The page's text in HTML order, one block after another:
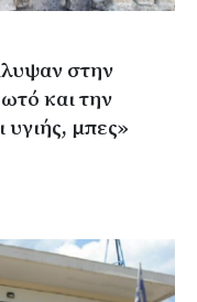
στην
και την
υγιής, μπες»